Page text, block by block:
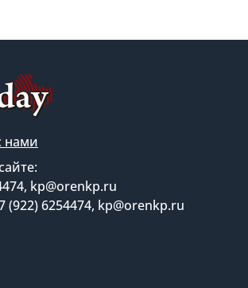
нами
kp@orenkp.ru
(922) 6254474, kp@orenkp.ru